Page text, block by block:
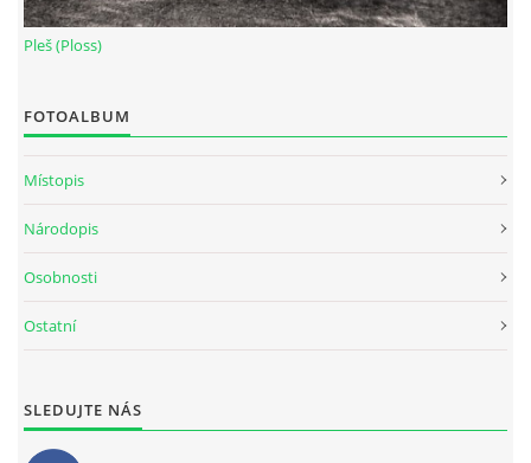
Pleš (Ploss)
FOTOALBUM
Místopis
Národopis
Osobnosti
Ostatní
SLEDUJTE NÁS